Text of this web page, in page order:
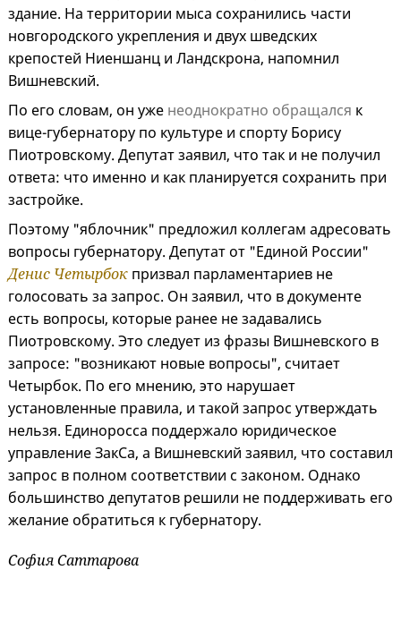
здание. На территории мыса сохранились части
новгородского укрепления и двух шведских
крепостей Ниеншанц и Ландскрона, напомнил
Вишневский.
По его словам, он уже неоднократно обращался к
вице-губернатору по культуре и спорту Борису
Пиотровскому. Депутат заявил, что так и не получил
ответа: что именно и как планируется сохранить при
застройке.
Поэтому "яблочник" предложил коллегам адресовать
вопросы губернатору. Депутат от "Единой России"
Денис Четырбок призвал парламентариев не
голосовать за запрос. Он заявил, что в документе
есть вопросы, которые ранее не задавались
Пиотровскому. Это следует из фразы Вишневского в
запросе: "возникают новые вопросы", считает
Четырбок. По его мнению, это нарушает
установленные правила, и такой запрос утверждать
нельзя. Единоросса поддержало юридическое
управление ЗакСа, а Вишневский заявил, что составил
запрос в полном соответствии с законом. Однако
большинство депутатов решили не поддерживать его
желание обратиться к губернатору.
София Саттарова